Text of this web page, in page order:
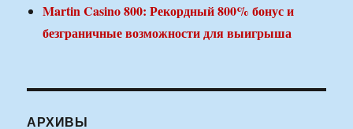
Martin Casino 800: Рекордный 800% бонус и
безграничные возможности для выигрыша
АРХИВЫ